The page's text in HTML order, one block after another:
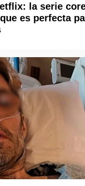
la serie
es perfecta